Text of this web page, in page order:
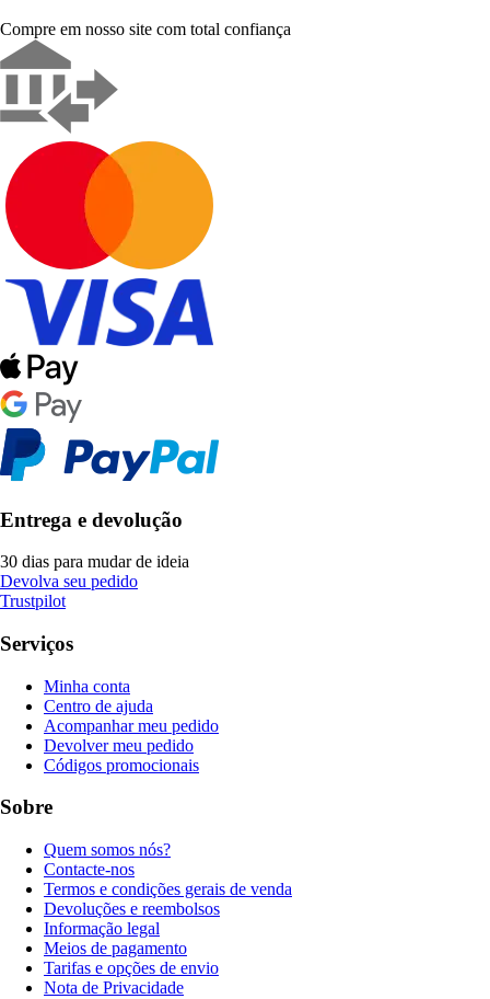
Compre em nosso site com total confiança
Entrega e devolução
30 dias para mudar de ideia
Devolva seu pedido
Trustpilot
Serviços
Minha conta
Centro de ajuda
Acompanhar meu pedido
Devolver meu pedido
Códigos promocionais
Sobre
Quem somos nós?
Contacte-nos
Termos e condições gerais de venda
Devoluções e reembolsos
Informação legal
Meios de pagamento
Tarifas e opções de envio
Nota de Privacidade